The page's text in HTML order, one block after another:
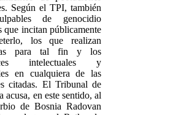
Según el TPI, también
de genocidio
que incitan públicamente
los que realizan
para tal fin y los
intelectuales y
en cualquiera de las
citadas. El Tribunal de
acusa, en este sentido, al
de Bosnia Radovan